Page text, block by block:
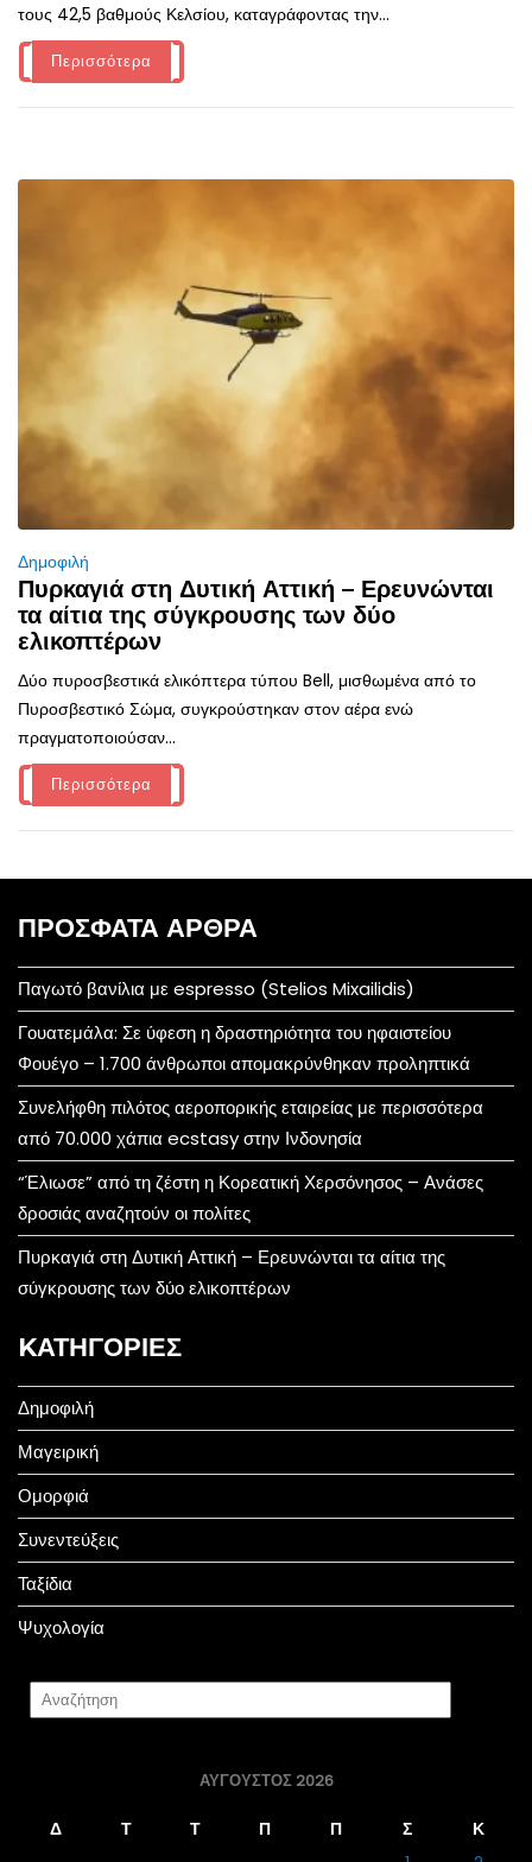
τους 42,5 βαθμούς Κελσίου, καταγράφοντας την...
Περισσότερα
Δημοφιλή
Πυρκαγιά στη Δυτική Αττική – Ερευνώνται
τα αίτια της σύγκρουσης των δύο
ελικοπτέρων
Δύο πυροσβεστικά ελικόπτερα τύπου Bell, μισθωμένα από το
Πυροσβεστικό Σώμα, συγκρούστηκαν στον αέρα ενώ
πραγματοποιούσαν...
Περισσότερα
ΠΡΌΣΦΑΤΑ ΆΡΘΡΑ
Παγωτό βανίλια με espresso (Stelios Mixailidis)
Γουατεμάλα: Σε ύφεση η δραστηριότητα του ηφαιστείου
Φουέγο – 1.700 άνθρωποι απομακρύνθηκαν προληπτικά
Συνελήφθη πιλότος αεροπορικής εταιρείας με περισσότερα
από 70.000 χάπια ecstasy στην Ινδονησία
“Έλιωσε” από τη ζέστη η Κορεατική Χερσόνησος – Ανάσες
δροσιάς αναζητούν οι πολίτες
Πυρκαγιά στη Δυτική Αττική – Ερευνώνται τα αίτια της
σύγκρουσης των δύο ελικοπτέρων
KΑΤΗΓΟΡΊΕΣ
Δημοφιλή
Μαγειρική
Ομορφιά
Συνεντεύξεις
Ταξίδια
Ψυχολογία
ΑΎΓΟΥΣΤΟΣ 2026
Δ Τ Τ Π Π Σ
Κ